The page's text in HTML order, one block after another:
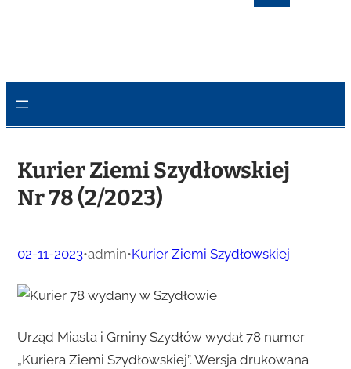
Kurier Ziemi Szydłowskiej
Nr 78 (2/2023)
02-11-2023•admin•Kurier Ziemi Szydłowskiej
Urząd Miasta i Gminy Szydłów wydał 78 numer
„Kuriera Ziemi Szydłowskiej”. Wersja drukowana